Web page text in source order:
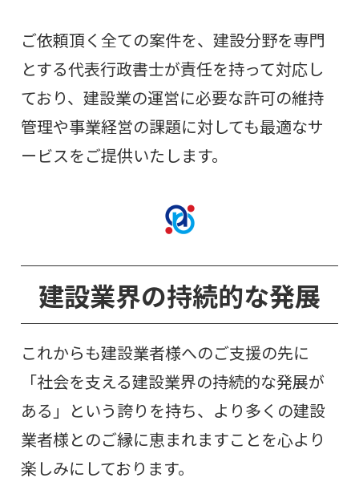
ご依頼頂く全ての案件を、建設分野を専門
とする代表行政書士が責任を持って対応し
ており、建設業の運営に必要な許可の維持
管理や事業経営の課題に対しても最適なサ
ービスをご提供いたします。
建設業界の持続的な発展
これからも建設業者様へのご支援の先に
「社会を支える建設業界の持続的な発展が
ある」という誇りを持ち、より多くの建設
業者様とのご縁に恵まれますことを心より
楽しみにしております。